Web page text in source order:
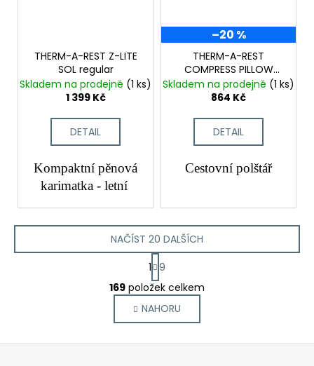
THERM-A-REST Z-LITE
SOL regular
Skladem na prodejně (1 ks)
1 399 Kč
DETAIL
Kompaktní pěnová
karimatka - letní
–20 %
THERM-A-REST
COMPRESS PILLOW
CINCH Large
Skladem na prodejně (1 ks)
864 Kč
DETAIL
Cestovní polštář
O
v
l
á
d
NAČÍST 20 DALŠÍCH
S
t
r
á
n
k
1 9
169 položek celkem
NAHORU
Z